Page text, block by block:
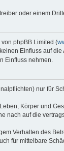
oder einem
phpBB Limited (
Einfluss auf die
Einfluss nehmen.
nur für
Körper und
nach auf die
Verhalten des
für mittelbare